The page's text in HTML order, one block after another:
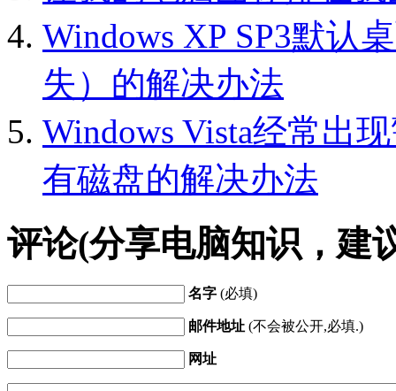
Windows XP SP3默认
失）的解决办法
Windows Vista经常出
有磁盘的解决办法
评论(分享电脑知识，建
名字 (必填)
邮件地址 (不会被公开,必填.)
网址